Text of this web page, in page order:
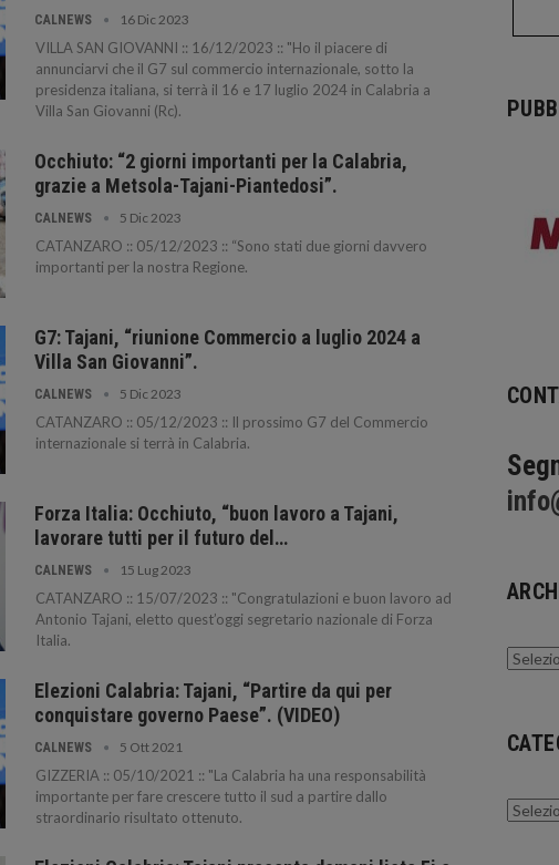
CALNEWS 16 Dic 2023
VILLA SAN GIOVANNI :: 16/12/2023 :: "Ho il piacere di
annunciarvi che il G7 sul commercio internazionale, sotto la
presidenza italiana, si terrà il 16 e 17 luglio 2024 in Calabria a
Villa San Giovanni (Rc).
Occhiuto: “2 giorni importanti per la Calabria,
grazie a Metsola-Tajani-Piantedosi”.
CALNEWS 5 Dic 2023
CATANZARO :: 05/12/2023 :: “Sono stati due giorni davvero
importanti per la nostra Regione.
G7: Tajani, “riunione Commercio a luglio 2024 a
Villa San Giovanni”.
CALNEWS 5 Dic 2023
CATANZARO :: 05/12/2023 :: Il prossimo G7 del Commercio
internazionale si terrà in Calabria.
Forza Italia: Occhiuto, “buon lavoro a Tajani,
lavorare tutti per il futuro del…
CALNEWS 15 Lug 2023
CATANZARO :: 15/07/2023 :: "Congratulazioni e buon lavoro ad
Antonio Tajani, eletto quest’oggi segretario nazionale di Forza
Italia.
Elezioni Calabria: Tajani, “Partire da qui per
conquistare governo Paese”. (VIDEO)
CALNEWS 5 Ott 2021
GIZZERIA :: 05/10/2021 :: "La Calabria ha una responsabilità
importante per fare crescere tutto il sud a partire dallo
straordinario risultato ottenuto.
Archivi